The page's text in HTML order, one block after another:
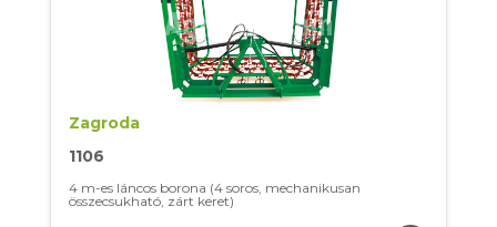
Zagroda
1106
4 m-es láncos borona (4 soros, mechanikusan
összecsukható, zárt keret)